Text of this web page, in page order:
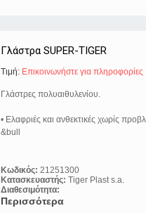
Γλάστρα SUPER-TIGER
Τιμή: Eπικοινωνήστε για πληροφορίες
Γλάστρες πολυαιθυλενίου.
• Ελαφριές και ανθεκτικές χωρίς
&bull
Κωδικός:21251300
Κατασκευαστής: Tiger Plast s.a.
Διαθεσιμότητα:
Περισσότερα